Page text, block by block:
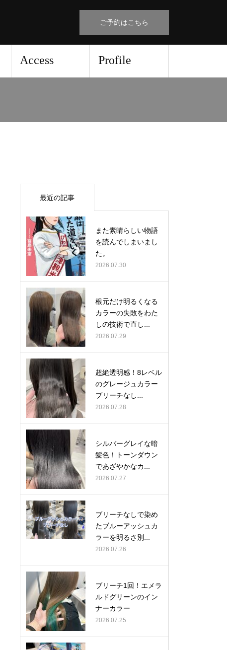
ご予約はこちら
Access Profile
最近の記事
また素晴らしい物語
を読んでしまいまし
た。
2026.07.30
根元だけ明るくなる
カラーの失敗をわた
しの技術で直し...
2026.07.29
超絶透明感！8レベル
のグレージュカラー
ブリーチなし...
2026.07.28
シルバーグレイな暗
髪色！トーンダウン
であざやかなカ...
2026.07.27
ブリーチなしで染め
たブルーアッシュカ
ラーを明るさ別...
2026.07.26
ブリーチ1回！エメラ
ルドグリーンのイン
ナーカラー
2026.07.25